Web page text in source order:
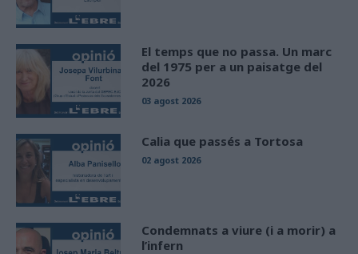
El temps que no passa. Un marc
del 1975 per a un paisatge del
2026
03 agost 2026
Calia que passés a Tortosa
02 agost 2026
Condemnats a viure (i a morir) a
l’infern